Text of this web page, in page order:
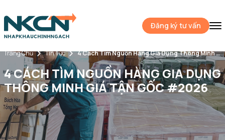
Đăng ký tư vấn
Trang Chủ Tin Tức 4 Cách Tìm Nguồn Hàng Gia Dụng Thông Minh Giá Tận Gốc #2026
4 CÁCH TÌM NGUỒN HÀNG GIA DỤNG
THÔNG MINH GIÁ TẬN GỐC #2026